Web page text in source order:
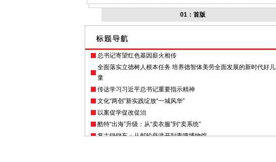
01：首版
总书记寄望红色基因薪火相传
全面落实立德树人根本任务 培养德智体美劳全面发展的新时代好儿
童
传达学习习近平总书记重要指示精神
文化“两创”新实践绽放“一城风华”
以案促学促改促治
酷特“出海”升级：从“卖衣服”到“卖系统”
复古铛铛车：从邮轮母港开到青啤博物馆